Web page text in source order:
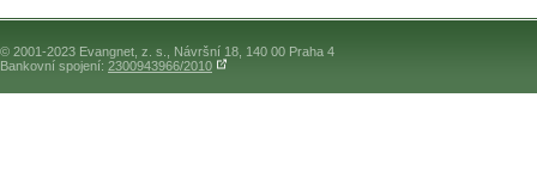
© 2001-2023 Evangnet, z. s., Návršní 18, 140 00 Praha 4
Bankovní spojení: 2300943966/2010